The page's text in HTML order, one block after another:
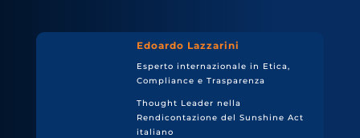
Edoardo Lazzarini
Esperto internazionale in Etica,
Compliance e Trasparenza
Thought Leader nella
Rendicontazione del Sunshine Act
italiano